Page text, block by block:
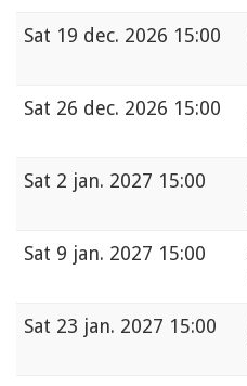
Sat 19 dec. 2026 15:00
Sat 26 dec. 2026 15:00
Sat 2 jan. 2027 15:00
Sat 9 jan. 2027 15:00
Sat 23 jan. 2027 15:00